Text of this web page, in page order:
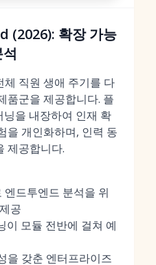
(2026): 확장 가능
직원 생애 주기를 다
품군을 제공합니다. 플
을 내장하여 인재 확
을 개인화하며, 인력 동
제공합니다.
드투엔드 분석을 위
공
이 모듈 전반에 걸쳐 예
을 갖춘 엔터프라이즈